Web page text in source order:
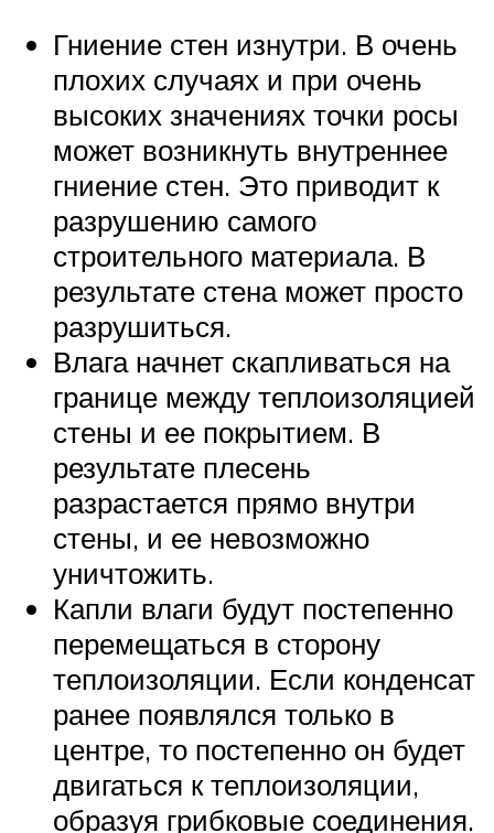
Гниение стен изнутри. В очень
плохих случаях и при очень
высоких значениях точки росы
может возникнуть внутреннее
гниение стен. Это приводит к
разрушению самого
строительного материала. В
результате стена может просто
разрушиться.
Влага начнет скапливаться на
границе между теплоизоляцией
стены и ее покрытием. В
результате плесень
разрастается прямо внутри
стены, и ее невозможно
уничтожить.
Капли влаги будут постепенно
перемещаться в сторону
теплоизоляции. Если конденсат
ранее появлялся только в
центре, то постепенно он будет
двигаться к теплоизоляции,
образуя грибковые соединения.